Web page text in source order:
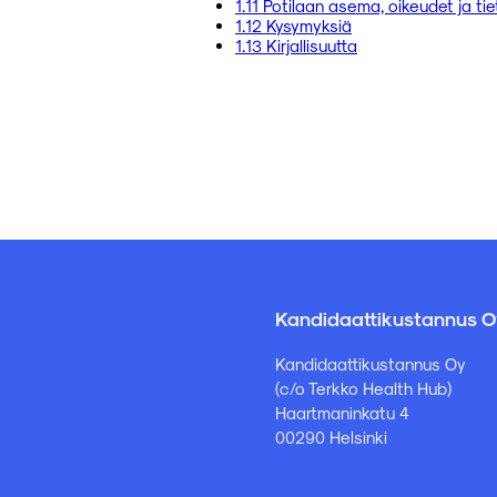
1.11 Potilaan asema, oikeudet ja
1.12 Kysymyksiä
1.13 Kirjallisuutta
Kandidaattikustannus
Kandidaattikustannus Oy
(c/o Terkko Health Hub)
Haartmaninkatu 4
00290 Helsinki